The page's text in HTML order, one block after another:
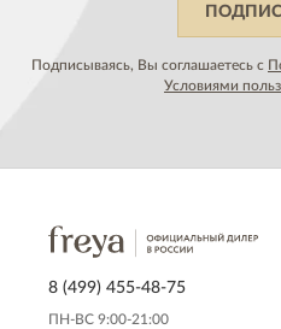
Подписываясь, Вы соглашаетесь с
Условиями
8 (499) 455-48-75
ПН-ВС 9:00-21:00